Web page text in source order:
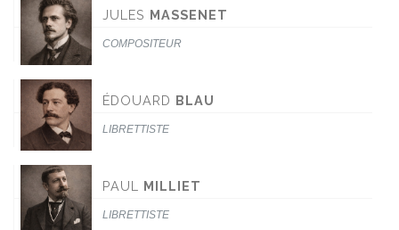
JULES MASSENET
COMPOSITEUR
ÉDOUARD BLAU
LIBRETTISTE
PAUL MILLIET
LIBRETTISTE